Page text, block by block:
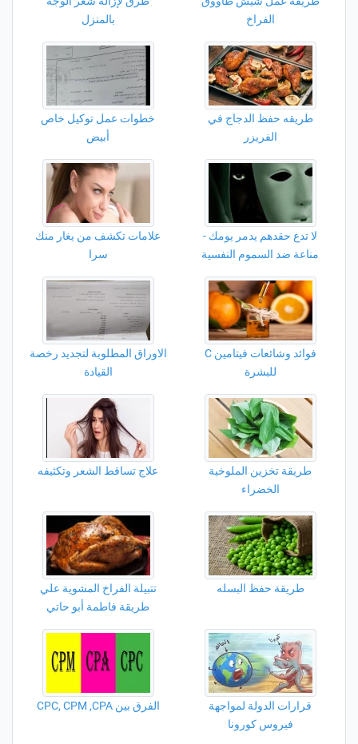
الفراخ
بالمنزل
طريقه حفظ الدجاج في
الفريزر
خطوات عمل توكيل خاص
أبيض
لا تدع حقدهم يدمر يومك -
مناعة ضد السموم النفسية
علامات تكشف من يغار منك
سرا
فوائد وشائعات فيتامين C
للبشرة
الاوراق المطلوبة لتجديد رخصة
القيادة
طريقة تخزين الملوخية
الخضراء
علاج تساقط الشعر وتكثيفه
طريقة حفظ البسله
تتبيلة الفراخ المشوية علي
طريقة فاطمة أبو حاتي
قرارات الدولة لمواجهة
فيروس كورونا
الفرق بين CPC, CPM ,CPA